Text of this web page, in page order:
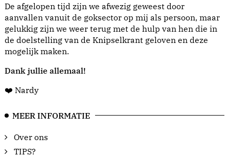
De afgelopen tijd zijn we afwezig geweest door
aanvallen vanuit de goksector op mij als persoon, maar
gelukkig zijn we weer terug met de hulp van hen die in
de doelstelling van de Knipselkrant geloven en deze
mogelijk maken.
Dank jullie allemaal!
❤️ Nardy
MEER INFORMATIE
Over ons
TIPS?